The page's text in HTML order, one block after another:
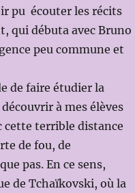
pu écouter les récits
qui débuta avec Bruno
peu commune et
de faire étudier la
à mes élèves
cette terrible distance
de fou, de
pas. En ce sens,
de Tchaïkovski, où la